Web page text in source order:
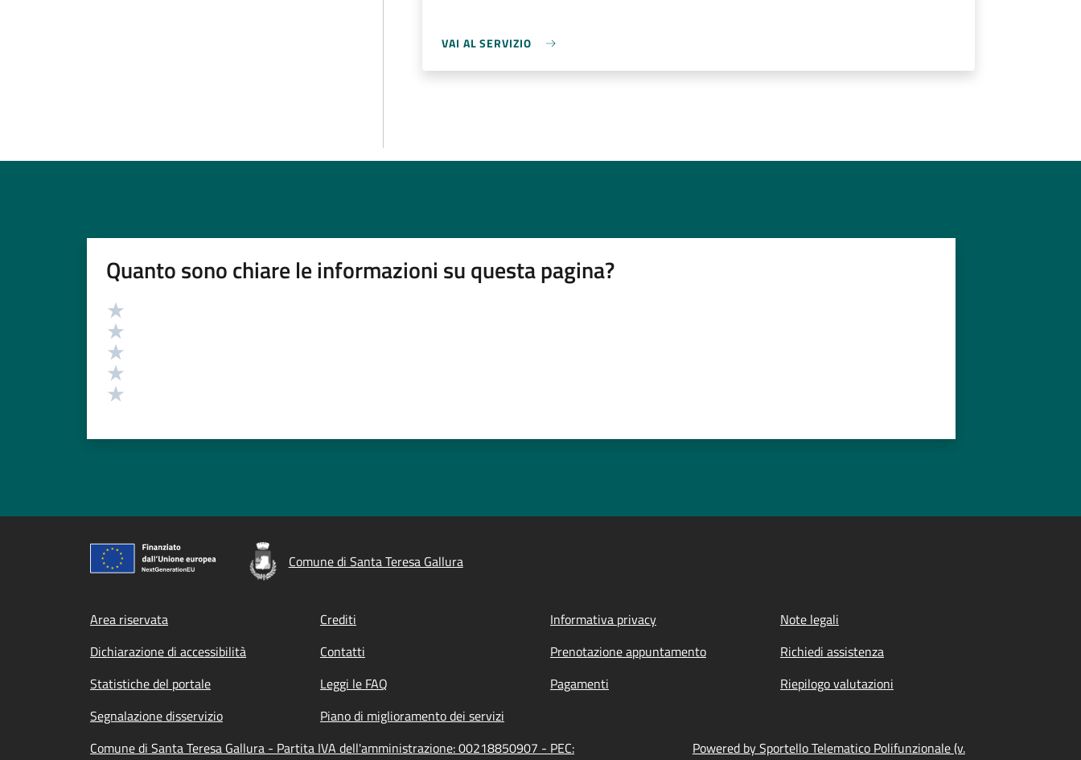
VAI AL SERVIZIO
Quanto sono chiare le informazioni su questa pagina?
Valutazione
Comune di Santa Teresa Gallura
Footer menu
Area riservata Crediti Informativa privacy
Note legali
Dichiarazione di accessibilità
Contatti Prenotazione appuntamento
Richiedi assistenza
Statistiche del portale
Leggi le FAQ Pagamenti
Riepilogo valutazioni
Segnalazione disservizio
Piano di miglioramento dei servizi
Comune di Santa Teresa Gallura - Partita IVA dell'amministrazione: 00218850907 - PEC:
Powered by Sportello Telematico Polifunzionale (v.